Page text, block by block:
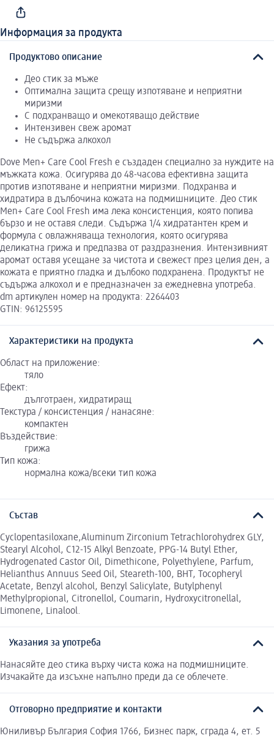
Информация за продукта
Продуктово описание
Део стик за мъже
Оптимална защита срещу изпотяване и неприятни
миризми
С подхранващо и омекотяващо действие
Интензивен свеж аромат
Не съдържа алкохол
Dove Men+ Care Cool Fresh е създаден специално за нуждите на
мъжката кожа. Осигурява до 48-часова ефективна защита
против изпотяване и неприятни миризми. Подхранва и
хидратира в дълбочина кожата на подмишниците. Део стик
Men+ Care Cool Fresh има лека консистенция, която попива
бързо и не оставя следи. Съдържа 1/4 хидратантен крем и
формула с овлажняваща технология, която осигурява
деликатна грижа и предпазва от раздразнения. Интензивният
аромат оставя усещане за чистота и свежест през целия ден, а
кожата е приятно гладка и дълбоко подхранена. Продуктът не
съдържа алкохол и е предназначен за ежедневна употреба.
dm артикулен номер на продукта: 2264403
GTIN: 96125595
Характеристики на продукта
Област на приложение:
тяло
Ефект:
дълготраен, хидратиращ
Текстура / консистенция / нанасяне:
компактен
Въздействие:
грижа
Тип кожа:
нормална кожа/всеки тип кожа
Състав
Cyclopentasiloxane,Aluminum Zirconium Tetrachlorohydrex GLY,
Stearyl Alcohol, C12-15 Alkyl Benzoate, PPG-14 Butyl Ether,
Hydrogenated Castor Oil, Dimethicone, Polyethylene, Parfum,
Helianthus Annuus Seed Oil, Steareth-100, BHT, Tocopheryl
Acetate, Benzyl alcohol, Benzyl Salicylate, Butylphenyl
Methylpropional, Citronellol, Coumarin, Hydroxycitronellal,
Limonene, Linalool.
Указания за употреба
Нанасяйте део стика върху чиста кожа на подмишниците.
Изчакайте да изсъхне напълно преди да се облечете.
Отговорно предприятие и контакти
Юниливър България София 1766, Бизнес парк, сграда 4, ет. 5